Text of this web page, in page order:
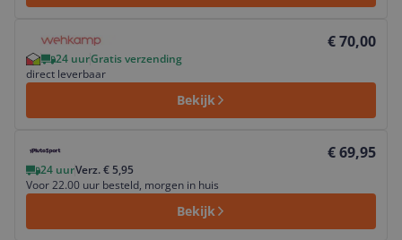
€ 70,00
24 uurGratis verzending
direct leverbaar
Bekijk
€ 69,95
24 uurVerz. € 5,95
Voor 22.00 uur besteld, morgen in huis
Bekijk